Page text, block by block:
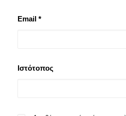
Email *
Ιστότοπος